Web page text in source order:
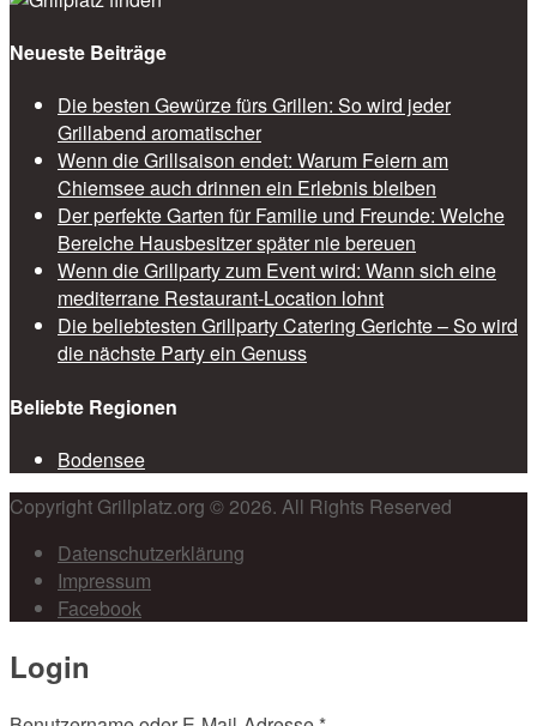
Neueste Beiträge
Die besten Gewürze fürs Grillen: So wird jeder
Grillabend aromatischer
Wenn die Grillsaison endet: Warum Feiern am
Chiemsee auch drinnen ein Erlebnis bleiben
Der perfekte Garten für Familie und Freunde: Welche
Bereiche Hausbesitzer später nie bereuen
Wenn die Grillparty zum Event wird: Wann sich eine
mediterrane Restaurant-Location lohnt
Die beliebtesten Grillparty Catering Gerichte – So wird
die nächste Party ein Genuss
Beliebte Regionen
Bodensee
Copyright Grillplatz.org © 2026. All Rights Reserved
Datenschutzerklärung
Impressum
Facebook
Login